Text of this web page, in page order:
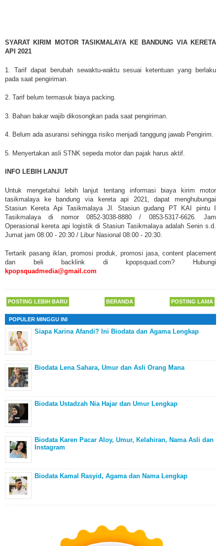
SYARAT KIRIM MOTOR TASIKMALAYA KE BANDUNG VIA KERETA
API 2021
1. Tarif dapat berubah sewaktu-waktu sesuai ketentuan yang berlaku
pada saat pengiriman.
2. Tarif belum termasuk biaya packing.
3. Bahan bakar wajib dikosongkan pada saat pengiriman.
4. Belum ada asuransi sehingga risiko menjadi tanggung jawab Pengirim.
5. Menyertakan asli STNK sepeda motor dan pajak harus aktif.
INFO LEBIH LANJUT
Untuk mengetahui lebih lanjut tentang informasi biaya kirim motor
tasikmalaya ke bandung via kereta api 2021, dapat menghubungai
Stasiun Kereta Api Tasikmalaya Jl. Stasiun gudang PT KAI pintu I
Tasikmalaya di nomor 0852-3038-8880 / 0853-5317-6626. Jam
Operasional kereta api logistik di Stasiun Tasikmalaya adalah Senin s.d.
Jumat jam 08:00 - 20:30 / Libur Nasional 08:00 - 20:30.
Tertarik pasang iklan, promosi produk, promosi jasa, content placement
dan beli backlink di kpopsquad.com? Hubungi
kpopsquadmedia@gmail.com
POSTING LEBIH BARU POSTING LAMA
BERANDA
POPULER MINGGU INI
Siapa Karina Afandi? Ini Biodata dan Agama Lengkap
Biodata Lena Sahara, Umur dan Asli Orang Mana
Biodata Ustadzah Nia Hajar dan Umur Lengkap
Biodata Karen Pacar Aloy, Umur, Kelahiran, Nama Asli dan
Instagram
Biodata Kamal Rasyid, Agama dan Nama Lengkap